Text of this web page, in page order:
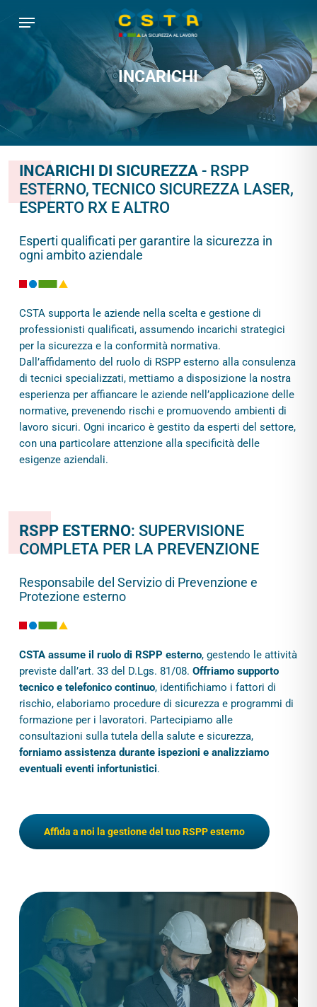
Menu
INCARICHI
INCARICHI DI SICUREZZA- RSPP
ESTERNO, TECNICO SICUREZZA LASER,
ESPERTO RX E ALTRO
Esperti qualificati per garantire la sicurezza in
ogni ambito aziendale
CSTA supporta le aziende nella scelta e gestione di
professionisti qualificati, assumendo incarichi strategici
per la sicurezza e la conformità normativa.
Dall’affidamento del ruolo di RSPP esterno alla consulenza
di tecnici specializzati, mettiamo a disposizione la nostra
esperienza per affiancare le aziende nell’applicazione delle
normative, prevenendo rischi e promuovendo ambienti di
lavoro sicuri. Ogni incarico è gestito da esperti del settore,
con una particolare attenzione alla specificità delle
esigenze aziendali.
RSPP ESTERNO: SUPERVISIONE
COMPLETA PER LA PREVENZIONE
Responsabile del Servizio di Prevenzione e
Protezione esterno
CSTA assume il ruolo di RSPP esterno, gestendo le attività
previste dall’art. 33 del D.Lgs. 81/08. Offriamo supporto
tecnico e telefonico continuo, identifichiamo i fattori di
rischio, elaboriamo procedure di sicurezza e programmi di
formazione per i lavoratori. Partecipiamo alle
consultazioni sulla tutela della salute e sicurezza,
forniamo assistenza durante ispezioni e analizziamo
eventuali eventi infortunistici.
Affida a noi la gestione del tuo RSPP esterno